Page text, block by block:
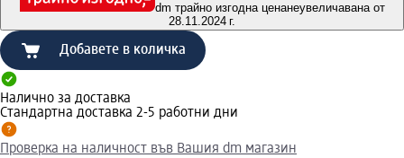
dm трайно изгодна ценанеувеличавана от
28.11.2024 г.
Добавете в количка
Налично за доставка
Стандартна доставка 2-5 работни дни
Проверка на наличност във Вашия dm магазин